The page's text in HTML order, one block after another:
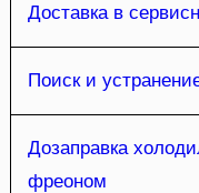
Доставка в
Поиск и
Дозаправка
фреоном